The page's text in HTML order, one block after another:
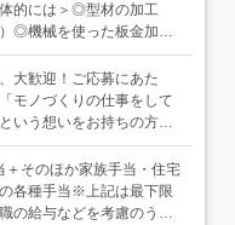
的には＞◎型材の加工
◎機械を使った板金加工
の作成 など★サッシと
アや、病院の大きな窓
など、こうした「ガラス
呼びます。建物の「顔」
らお教えしていきます。
少しずつステップアップ
きます。作業は一通りで
大歓迎！ご応募にあた
モノづくりの仕事をして
いう想いをお持ちの方、
＋そのほか家族手当・住宅
各種手当※上記は最下限
の給与などを考慮のう